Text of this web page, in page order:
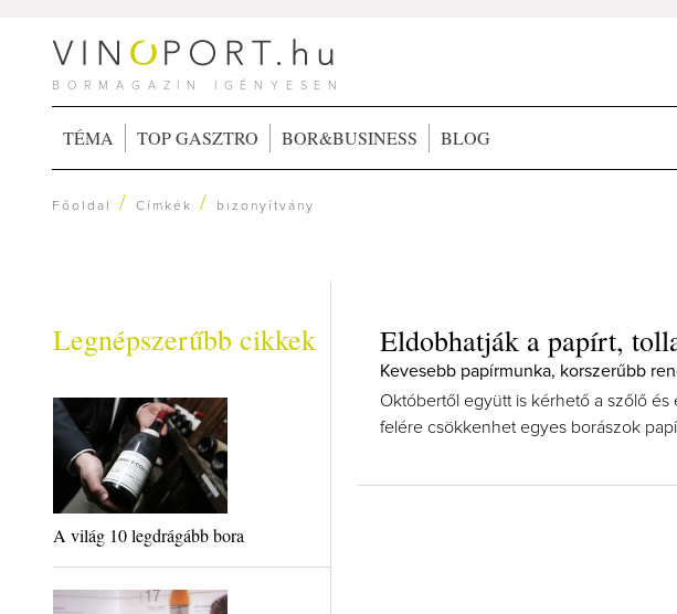
BORMAGAZIN IGÉNYESEN
TÉMA TOP GASZTRO BOR&BUSINESS BLOG
Főoldal /Címkék / bizonyítvány
Legnépszerűbb cikkek
A világ 10 legdrágább bora
Eldobhatják a papírt,
Kevesebb papírmunka, korszerűbb
Októbertől együtt is kérhető a szőlő és
felére csökkenhet egyes borászok